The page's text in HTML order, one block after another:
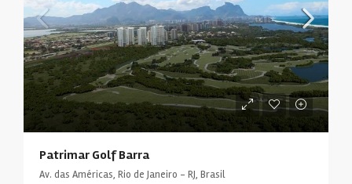
Patrimar Golf Barra
Av. das Américas, Rio de Janeiro - RJ, Brasil